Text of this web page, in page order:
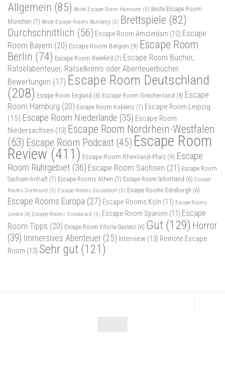
Allgemein (85) Beste Escape Room Hannover (5) Beste Escape Room
München (7) Beste Escape Rooms Bamberg (5) Brettspiele (82)
Durchschnittlich (56) Escape Room Amsterdam (10) Escape
Room Bayern (20) Escape Room Belgien (9) Escape Room
Berlin (74) Escape Room Bielefeld (7) Escape Room Bücher,
Rätselabenteuer, Rätselkrimis oder Abenteuerbücher
Bewertungen (17) Escape Room Deutschland
(208) Escape Room England (6) Escape Room Griechenland (8) Escape
Room Hamburg (20) Escape Room Koblenz (7) Escape Room Leipzig
(15) Escape Room Niederlande (35) Escape Room
Niedersachsen (13) Escape Room Nordrhein-Westfalen
(63) Escape Room Podcast (45) Escape Room
Review (411) Escape Room Rheinland-Pfalz (9) Escape
Room Ruhrgebiet (36) Escape Room Sachsen (21) Escape Room
Sachsen-Anhalt (7) Escape Rooms Athen (7) Escape Room Schottland (6) Escape
Rooms Dortmund (5) Escape Rooms Düsseldorf (5) Escape Rooms Edinburgh (6)
Escape Rooms Europa (27) Escape Rooms Köln (11) Escape Rooms
London (4) Escape Rooms Osnabrück (5) Escape Room Spanien (11) Escape
Room Tipps (20) Escape Room Vitoria-Gasteiz (6) Gut (129) Horror
(39) Immersives Abenteuer (25) Interview (13) Remote Escape
Room (13) Sehr gut (121)